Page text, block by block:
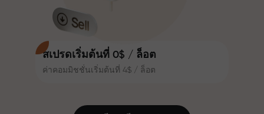
สเปรดเริ่มต้นที่ 0$ / ล็อต
ค่าคอมมิชชั่นเริ่มต้นที่ 4$ / ล็อต
Loprais นำความมุ่งมั่นและวินัยเข้าสู่
โลกของการเทรด ในฐานะพันธมิตรที่
สร้างแรงบันดาลใจให้ลูกค้าบรรลุเป้า
หมายที่ทะเยอทะยาน
คนสามารถรับ iPhone, MacBook